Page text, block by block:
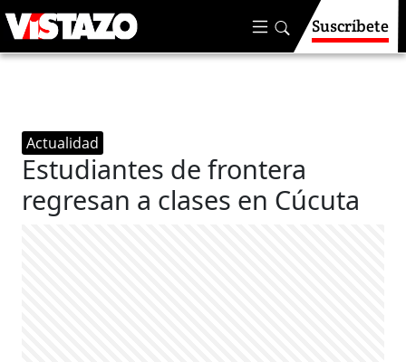
Suscríbete
Actualidad
Estudiantes de frontera
regresan a clases en Cúcuta